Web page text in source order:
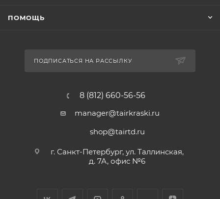
ПОМОЩЬ
ПОДПИСАТЬСЯ НА РАССЫЛКУ
8 (812) 660-56-56
manager@tairkraski.ru
shop@tairtd.ru
г. Санкт-Петербург, ул. Таллинская,
д. 7А, офис №6